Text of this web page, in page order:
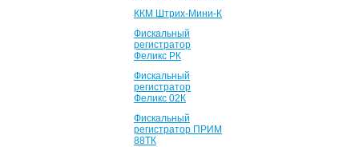
ККМ Штрих-Мини-К
Фискальный
регистратор
Феликс РК
Фискальный
регистратор
Феликс 02К
Фискальный
регистратор ПРИМ
88ТК